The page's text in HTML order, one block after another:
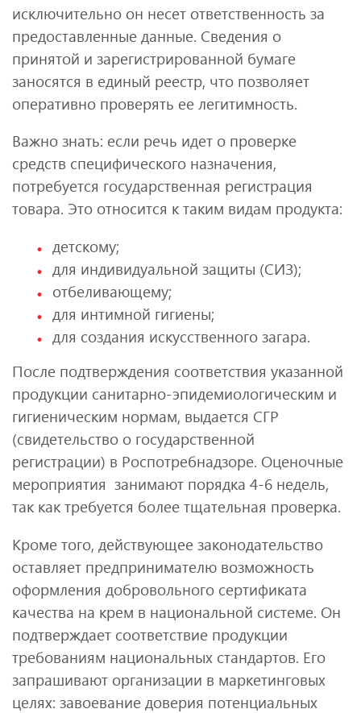
исключительно он несет ответственность за
предоставленные данные. Сведения о
принятой и зарегистрированной бумаге
заносятся в единый реестр, что позволяет
оперативно проверять ее легитимность.
Важно знать: если речь идет о проверке
средств специфического назначения,
потребуется государственная регистрация
товара. Это относится к таким видам продукта:
детскому;
для индивидуальной защиты (СИЗ);
отбеливающему;
для интимной гигиены;
для создания искусственного загара.
После подтверждения соответствия указанной
продукции санитарно-эпидемиологическим и
гигиеническим нормам, выдается СГР
(свидетельство о государственной
регистрации) в Роспотребнадзоре. Оценочные
мероприятия занимают порядка 4-6 недель,
так как требуется более тщательная проверка.
Кроме того, действующее законодательство
оставляет предпринимателю возможность
оформления добровольного сертификата
качества на крем в национальной системе. Он
подтверждает соответствие продукции
требованиям национальных стандартов. Его
запрашивают организации в маркетинговых
целях: завоевание доверия потенциальных